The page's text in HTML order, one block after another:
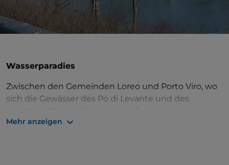
Wasserparadies
Zwischen den Gemeinden Loreo und Porto Viro, wo
sich die Gewässer des Po di Levante und des
Hauptarm des großen Flusses münden, wurde in
Mehr anzeigen